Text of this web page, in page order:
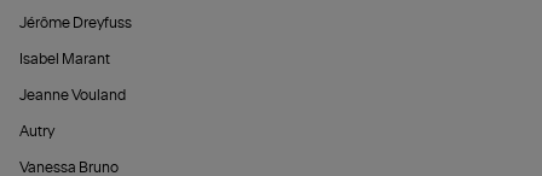
Jérôme Dreyfuss
Isabel Marant
Jeanne Vouland
Autry
Vanessa Bruno